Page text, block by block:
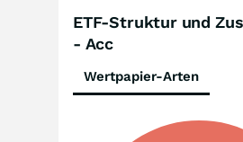
ETF-Struktur und
- Acc
Wertpapier-Arten